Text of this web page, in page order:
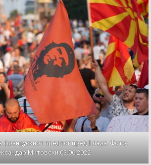
францускиот предлог пред Влада. Фото:
Митовски,03.06.2022